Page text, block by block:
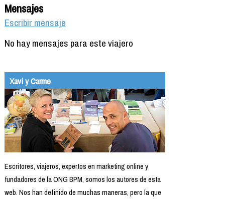
Mensajes
Escribir mensaje
No hay mensajes para este viajero
Xavi y Carme
Escritores, viajeros, expertos en marketing online y
fundadores de la ONG BPM, somos los autores de esta
web. Nos han definido de muchas maneras, pero la que